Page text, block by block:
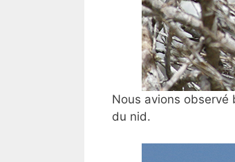
Nous avions observé
du nid.